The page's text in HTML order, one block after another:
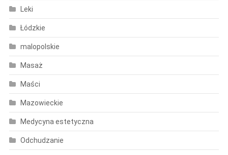
Leki
Łódzkie
malopolskie
Masaż
Maści
Mazowieckie
Medycyna estetyczna
Odchudzanie